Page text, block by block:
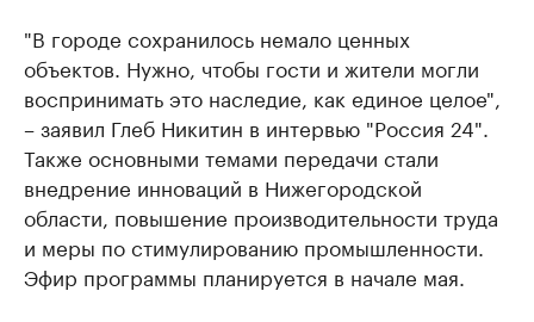
"В городе сохранилось немало ценных
объектов. Нужно, чтобы гости и жители могли
воспринимать это наследие, как единое целое",
– заявил Глеб Никитин в интервью "Россия 24".
Также основными темами передачи стали
внедрение инноваций в Нижегородской
области, повышение производительности труда
и меры по стимулированию промышленности.
Эфир программы планируется в начале мая.